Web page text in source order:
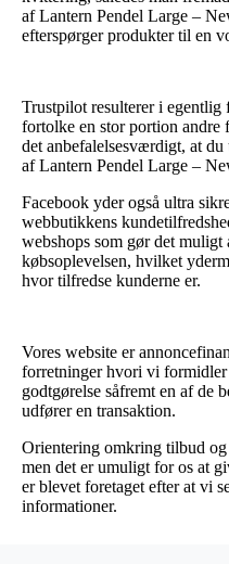
af Lantern Pendel Large –
efterspørger produkter til en
Trustpilot resulterer i egentlig
fortolke en stor portion andre
det anbefalelsesværdigt, at du
af Lantern Pendel Large –
Facebook yder også ultra
webbutikkens
webshops som gør det
købsoplevelsen, hvilket
hvor tilfredse kunderne er.
Vores website er
forretninger hvori vi
godtgørelse såfremt en af de
udfører en transaktion.
Orientering omkring tilbud og
men det er umuligt for os at
er blevet foretaget efter at vi
informationer.